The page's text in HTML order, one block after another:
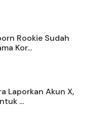
Rookie Sudah
Kor...
Laporkan Akun X,
...